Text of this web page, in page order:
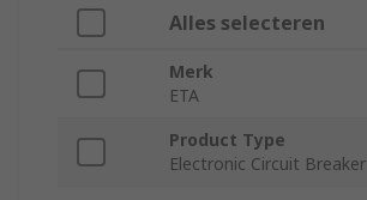
Alles selecteren
Merk
ETA
Product Type
Electronic Circuit Breaker